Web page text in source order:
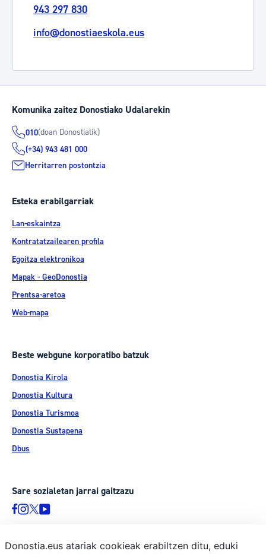
943 297 830
info@donostiaeskola.eus
Komunika zaitez Donostiako Udalarekin
010(doan Donostiatik)
(+34) 943 481 000
Herritarren postontzia
Esteka erabilgarriak
Lan-eskaintza
Kontratatzailearen profila
Egoitza elektronikoa
Mapak - GeoDonostia
Prentsa-aretoa
Web-mapa
Beste webgune korporatibo batzuk
Donostia Kirola
Donostia Kultura
Donostia Turismoa
Donostia Sustapena
Dbus
Sare sozialetan jarrai gaitzazu
Donostia.eus atariak cookieak erabiltzen ditu, eduki